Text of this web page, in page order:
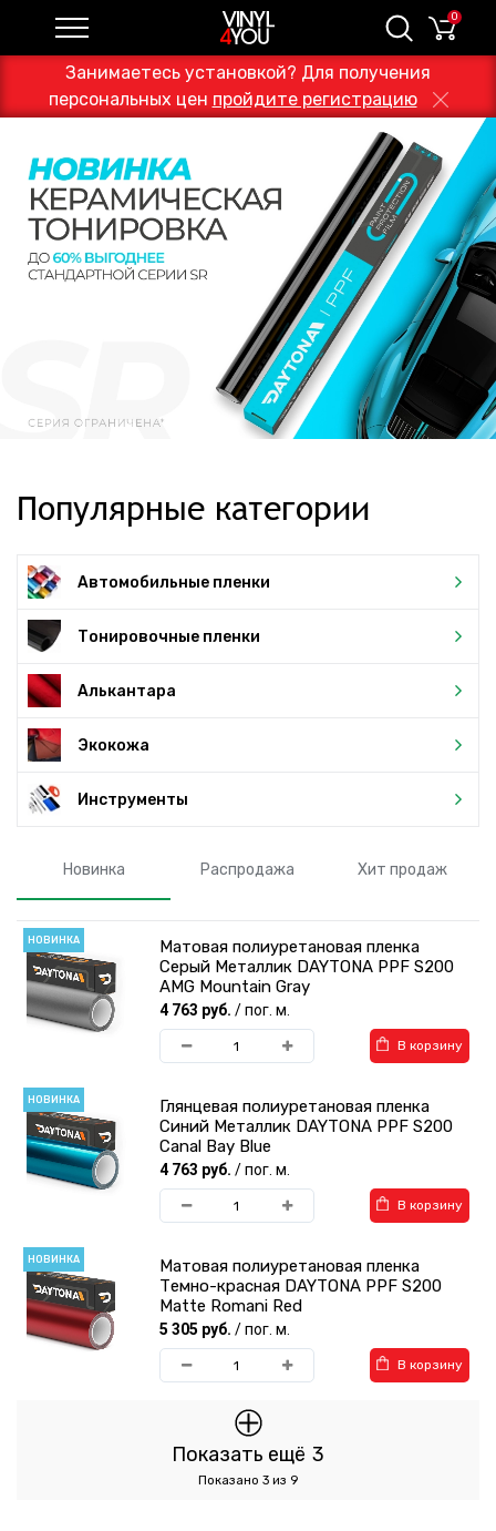
Занимаетесь установкой? Для получения
персональных цен пройдите регистрацию
0
Популярные категории
Автомобильные пленки
Тонировочные пленки
Алькантара
Экокожа
Инструменты
Новинка Распродажа Хит продаж
НОВИНКА
Матовая полиуретановая пленка
Серый Металлик DAYTONA PPF S200
AMG Mountain Gray
4 763 руб. / пог. м.
В корзину
НОВИНКА
Глянцевая полиуретановая пленка
Синий Металлик DAYTONA PPF S200
Canal Bay Blue
4 763 руб. / пог. м.
В корзину
НОВИНКА
Матовая полиуретановая пленка
Темно-красная DAYTONA PPF S200
Matte Romani Red
5 305 руб. / пог. м.
В корзину
Показать ещё 3
Показано 3 из 9